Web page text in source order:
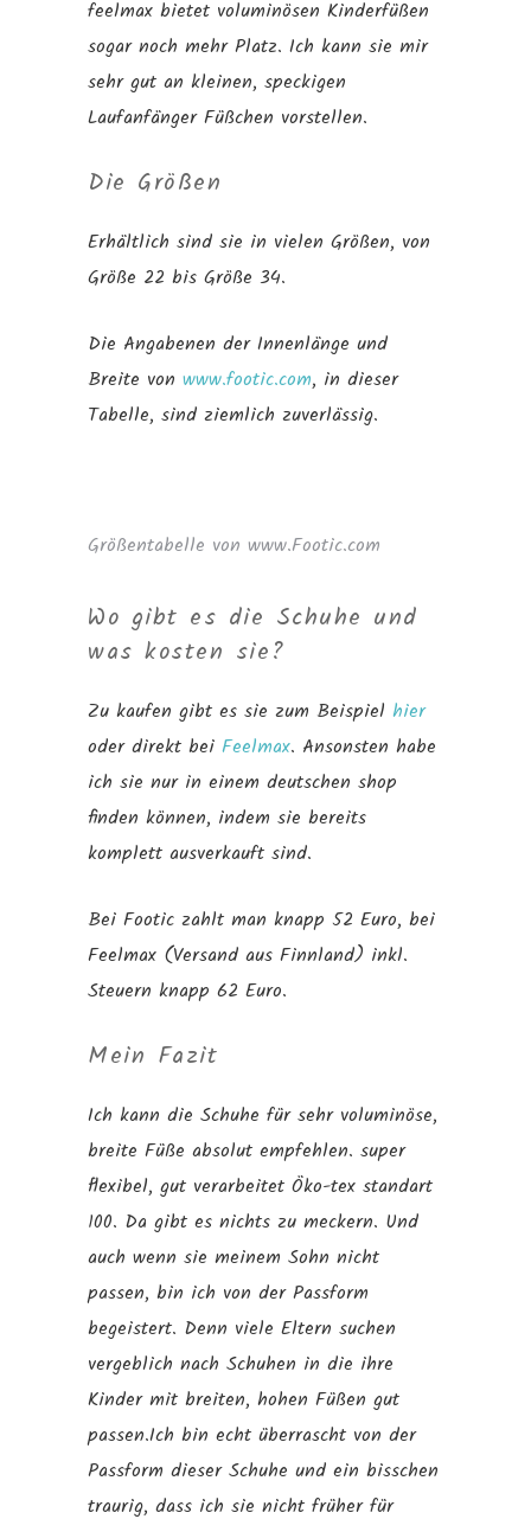
feelmax bietet voluminösen Kinderfüßen
sogar noch mehr Platz. Ich kann sie mir
sehr gut an kleinen, speckigen
Laufanfänger Füßchen vorstellen.
Die Größen
Erhältlich sind sie in vielen Größen, von
Größe 22 bis Größe 34.
Die Angabenen der Innenlänge und
Breite von www.footic.com, in dieser
Tabelle, sind ziemlich zuverlässig.
Größentabelle von www.Footic.com
Wo gibt es die Schuhe und
was kosten sie?
Zu kaufen gibt es sie zum Beispiel hier
oder direkt bei Feelmax. Ansonsten habe
ich sie nur in einem deutschen shop
finden können, indem sie bereits
komplett ausverkauft sind.
Bei Footic zahlt man knapp 52 Euro, bei
Feelmax (Versand aus Finnland) inkl.
Steuern knapp 62 Euro.
Mein Fazit
Ich kann die Schuhe für sehr voluminöse,
breite Füße absolut empfehlen. super
flexibel, gut verarbeitet Öko-tex standart
100. Da gibt es nichts zu meckern. Und
auch wenn sie meinem Sohn nicht
passen, bin ich von der Passform
begeistert. Denn viele Eltern suchen
vergeblich nach Schuhen in die ihre
Kinder mit breiten, hohen Füßen gut
passen.Ich bin echt überrascht von der
Passform dieser Schuhe und ein bisschen
traurig, dass ich sie nicht früher für